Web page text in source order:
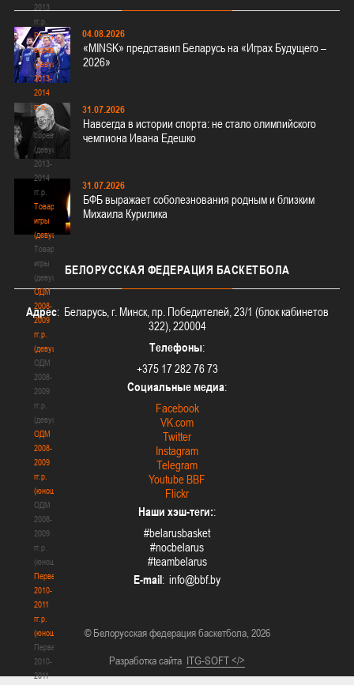
2013
гг.р.
Республиканские
соревнования
(девушки)
2013-
2014
гг.р.
Республиканские
соревнования
(девушки)
2013-
2014
гг.р.
Товарищеские
игры
(девушки)
Товарищеские
игры
(девушки)
ОДМ
2008-
2009
гг.р.
(девушки)
ОДМ
2008-
2009
гг.р.
(девушки)
ОДМ
2008-
2009
гг.р.
(юноши)
ОДМ
2008-
2009
гг.р.
(юноши)
Первенство
2010-
2011
гг.р.
(юноши)
Первенство
2010-
2011
04.08.2026
«MINSK» представил Беларусь на «Играх Будущего –
2026»
31.07.2026
Навсегда в истории спорта: не стало олимпийского
чемпиона Ивана Едешко
31.07.2026
БФБ выражает соболезнования родным и близким
Михаила Курилика
БЕЛОРУССКАЯ ФЕДЕРАЦИЯ БАСКЕТБОЛА
Адрес: Беларусь, г. Минск, пр. Победителей, 23/1 (блок кабинетов
322), 220004
Телефоны:
+375 17 282 76 73
Социальные медиа:
Facebook
VK.com
Twitter
Instagram
Telegram
Youtube BBF
Flickr
Наши хэш-теги::
#belarusbasket
#nocbelarus
#teambelarus
E-mail:
© Белорусская федерация баскетбола, 2026
Разработка сайта ITG-SOFT </>